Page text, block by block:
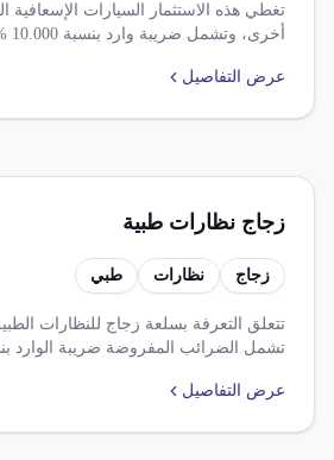
تغطي هذه الاستثمار السيارات الإسعافية
الأصناف مثل مستلزمات واجهزة طبية
الواردة في اتفاقية مع دول الافتا.
عرض التفاصيل
زجاج نظارات طبية
زجاج نظارات طبي
تتعلق التعرفة بسلعة زجاج للنظارات
بالمعفى من الضرائب بموجب اتفاقيات
عرض التفاصيل